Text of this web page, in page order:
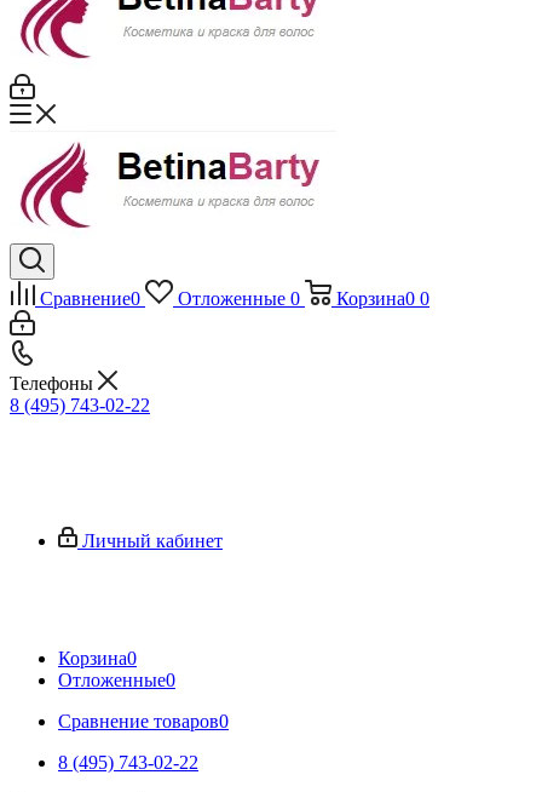
Сравнение0 Отложенные 0 Корзина0 0
Телефоны
8 (495) 743-02-22
Личный кабинет
Корзина0
Отложенные0
Сравнение товаров0
8 (495) 743-02-22